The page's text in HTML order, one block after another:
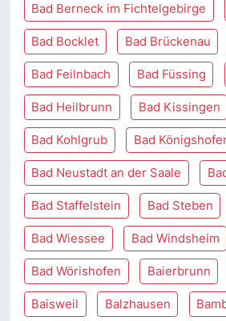
Bad Berneck im Fichtelgebirge
Bad Bocklet Bad Brückenau
Bad Feilnbach Bad Füssing
Bad Heilbrunn Bad Kissingen
Bad Kohlgrub Bad
Bad Neustadt an der Saale
Bad Staffelstein Bad Steben
Bad Wiessee Bad Windsheim
Bad Wörishofen Baierbrunn
Baisweil Balzhausen